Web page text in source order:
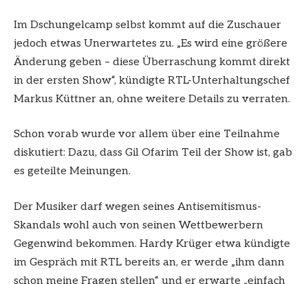
Im Dschungelcamp selbst kommt auf die Zuschauer
jedoch etwas Unerwartetes zu. „Es wird eine größere
Änderung geben – diese Überraschung kommt direkt
in der ersten Show“, kündigte RTL-Unterhaltungschef
Markus Küttner an, ohne weitere Details zu verraten.
Schon vorab wurde vor allem über eine Teilnahme
diskutiert: Dazu, dass Gil Ofarim Teil der Show ist, gab
es geteilte Meinungen.
Der Musiker darf wegen seines Antisemitismus-
Skandals wohl auch von seinen Wettbewerbern
Gegenwind bekommen. Hardy Krüger etwa kündigte
im Gespräch mit RTL bereits an, er werde „ihm dann
schon meine Fragen stellen“ und er erwarte „einfach